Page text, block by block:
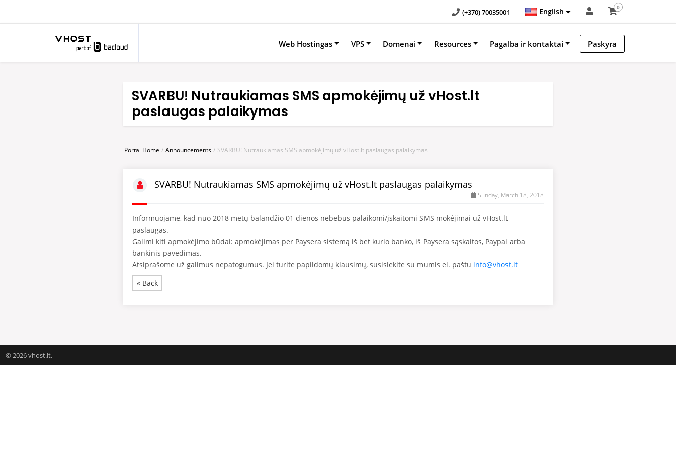
(+370) 70035001 English 0
Web Hostingas VPS Domenai Resources Pagalba ir kontaktai Paskyra
SVARBU! Nutraukiamas SMS apmokėjimų už vHost.lt
paslaugas palaikymas
Portal Home Announcements SVARBU! Nutraukiamas SMS apmokėjimų už vHost.lt paslaugas palaikymas
SVARBU! Nutraukiamas SMS apmokėjimų už vHost.lt paslaugas palaikymas
Sunday, March 18, 2018
Informuojame, kad nuo 2018 metų balandžio 01 dienos nebebus palaikomi/įskaitomi SMS mokėjimai už vHost.lt
paslaugas.
Galimi kiti apmokėjimo būdai: apmokėjimas per Paysera sistemą iš bet kurio banko, iš Paysera sąskaitos, Paypal arba
bankinis pavedimas.
Atsiprašome už galimus nepatogumus. Jei turite papildomų klausimų, susisiekite su mumis el. paštu info@vhost.lt
« Back
© 2026 vhost.lt.